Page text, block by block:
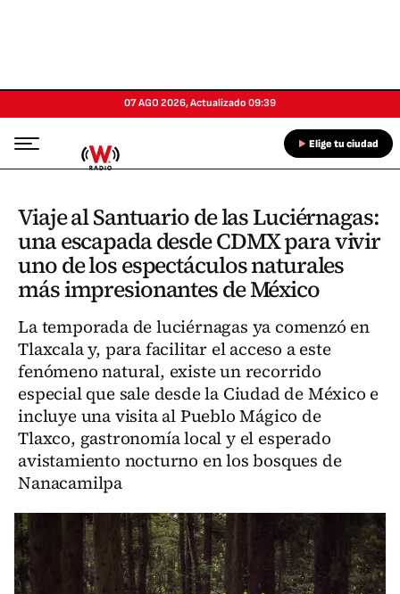
07 AGO 2026,Actualizado 09:39
Elige tu ciudad
Viaje al Santuario de las Luciérnagas:
una escapada desde CDMX para vivir
uno de los espectáculos naturales
más impresionantes de México
La temporada de luciérnagas ya comenzó en
Tlaxcala y, para facilitar el acceso a este
fenómeno natural, existe un recorrido
especial que sale desde la Ciudad de México e
incluye una visita al Pueblo Mágico de
Tlaxco, gastronomía local y el esperado
avistamiento nocturno en los bosques de
Nanacamilpa